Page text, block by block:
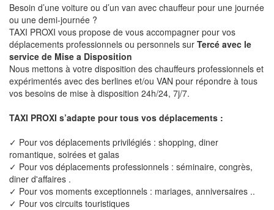
Besoin d’une voiture ou d’un van avec chauffeur pour une journée
ou une demi-journée ?
TAXI PROXI vous propose de vous accompagner pour vos
déplacements professionnels ou personnels sur Tercé avec le
service de Mise a Disposition
Nous mettons à votre disposition des chauffeurs professionnels et
expérimentés avec des berlines et/ou VAN pour répondre à tous
vos besoins de mise à disposition 24h/24, 7j/7.
TAXI PROXI s’adapte pour tous vos déplacements :
✓ Pour vos déplacements privilégiés : shopping, diner
romantique, soirées et galas
✓ Pour vos déplacements professionnels : séminaire, congrès,
diner d'affaires .
✓ Pour vos moments exceptionnels : mariages, anniversaires ..
✓ Pour vos circuits touristiques